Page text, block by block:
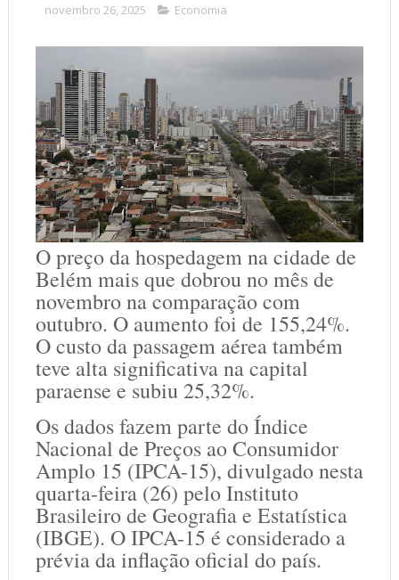
novembro 26, 2025 Economia
O preço da hospedagem na cidade de
Belém mais que dobrou no mês de
novembro na comparação com
outubro. O aumento foi de 155,24%.
O custo da passagem aérea também
teve alta significativa na capital
paraense e subiu 25,32%.
Os dados fazem parte do Índice
Nacional de Preços ao Consumidor
Amplo 15 (IPCA-15), divulgado nesta
quarta-feira (26) pelo Instituto
Brasileiro de Geografia e Estatística
(IBGE). O IPCA-15 é considerado a
prévia da inflação oficial do país.